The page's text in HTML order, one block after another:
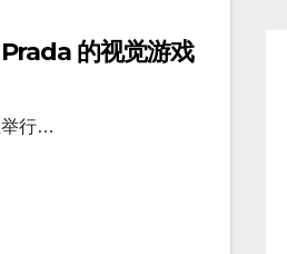
的视觉游戏
举行…